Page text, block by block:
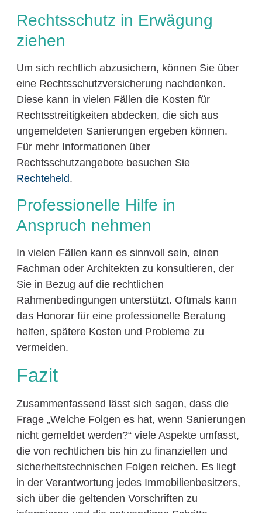
Rechtsschutz in Erwägung
ziehen
Um sich rechtlich abzusichern, können Sie über
eine Rechtsschutzversicherung nachdenken.
Diese kann in vielen Fällen die Kosten für
Rechtsstreitigkeiten abdecken, die sich aus
ungemeldeten Sanierungen ergeben können.
Für mehr Informationen über
Rechtsschutzangebote besuchen Sie
Rechteheld.
Professionelle Hilfe in
Anspruch nehmen
In vielen Fällen kann es sinnvoll sein, einen
Fachman oder Architekten zu konsultieren, der
Sie in Bezug auf die rechtlichen
Rahmenbedingungen unterstützt. Oftmals kann
das Honorar für eine professionelle Beratung
helfen, spätere Kosten und Probleme zu
vermeiden.
Fazit
Zusammenfassend lässt sich sagen, dass die
Frage „Welche Folgen es hat, wenn Sanierungen
nicht gemeldet werden?“ viele Aspekte umfasst,
die von rechtlichen bis hin zu finanziellen und
sicherheitstechnischen Folgen reichen. Es liegt
in der Verantwortung jedes Immobilienbesitzers,
sich über die geltenden Vorschriften zu